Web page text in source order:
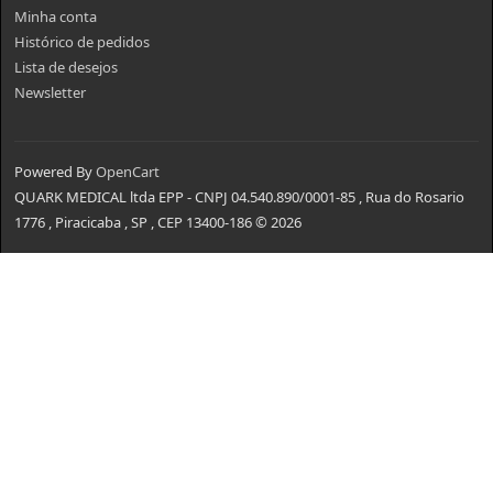
Minha conta
Histórico de pedidos
Lista de desejos
Newsletter
Powered ByOpenCart
QUARK MEDICAL ltda EPP - CNPJ 04.540.890/0001-85 , Rua do Rosario
1776 , Piracicaba , SP , CEP 13400-186 © 2026